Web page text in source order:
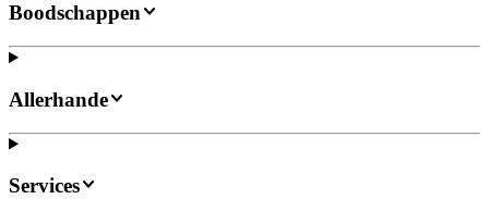
Boodschappen
Allerhande
Services